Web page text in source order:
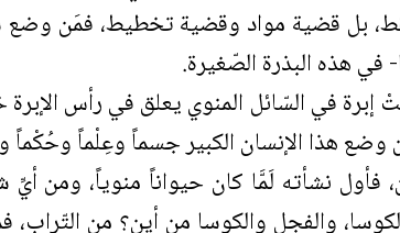
بل قضية مواد وقضية تخطيط، فمَن وضع
في هذه البذرة الصّغيرة.
إبرة في السّائل المنوي يعلق في رأس
هذا الإنسان الكبير جسماً وعِلْماً وحُكْماً
فأول نشأته لَمَّا كان حيواناً منوياً،
والفجل والكوسا من أين؟ من